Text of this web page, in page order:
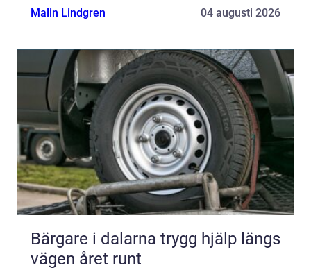
viktigare att kunna dra sig tillba...
Malin Lindgren 04 augusti 2026
Bärgare i dalarna trygg hjälp längs
vägen året runt